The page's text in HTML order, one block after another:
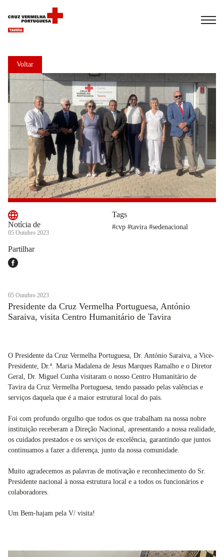
Voltar
Notícia de
05 Outubro 2023
Tags
#cvp #tavira #sedenacional
Partilhar
05 Outubro 2023
Presidente da Cruz Vermelha Portuguesa, António
Saraiva, visita Centro Humanitário de Tavira
O Presidente da Cruz Vermelha Portuguesa, Dr. António Saraiva, a Vice-
Presidente, Dr.ª. Maria Madalena de Jesus Marques Ramalho e o Diretor
Geral, Dr. Miguel Cunha visitaram o nosso Centro Humanitário de
Tavira da Cruz Vermelha Portuguesa, tendo passado pelas valências e
serviços daquela que é a maior estrutural local do pais.
Foi com profundo orgulho que todos os que trabalham na nossa nobre
instituição receberam a Direção Nacional, apresentando a nossa realidade,
os cuidados prestados e os serviços de excelência, garantindo que juntos
continuamos a fazer a diferença, junto da nossa comunidade.
Muito agradecemos as palavras de motivação e reconhecimento do Sr.
Presidente nacional à nossa estrutura local e a todos os funcionários e
colaboradores.
Um Bem-hajam pela V/ visita!